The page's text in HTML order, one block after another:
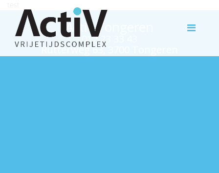
Activ Tongeren
012 23 33 43
Rutterweg 63, 3700 Tongeren